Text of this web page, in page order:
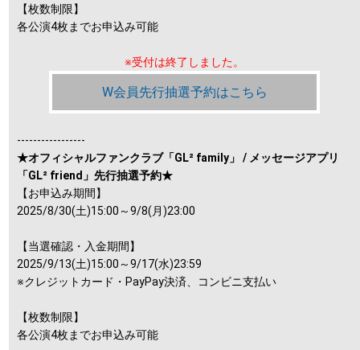
【枚数制限】
各公演4枚までお申込み可能
※受付は終了しました。
W会員先行抽選予約はこちら
-----------------
★オフィシャルファンクラブ「GL² family」 / メッセージアプリ
「GL² friend」先行抽選予約★
【お申込み期間】
2025/8/30(土)15:00～9/8(月)23:00
【当選確認・入金期間】
2025/9/13(土)15:00～9/17(水)23:59
※クレジットカード・PayPay決済、コンビニ支払い
【枚数制限】
各公演4枚までお申込み可能